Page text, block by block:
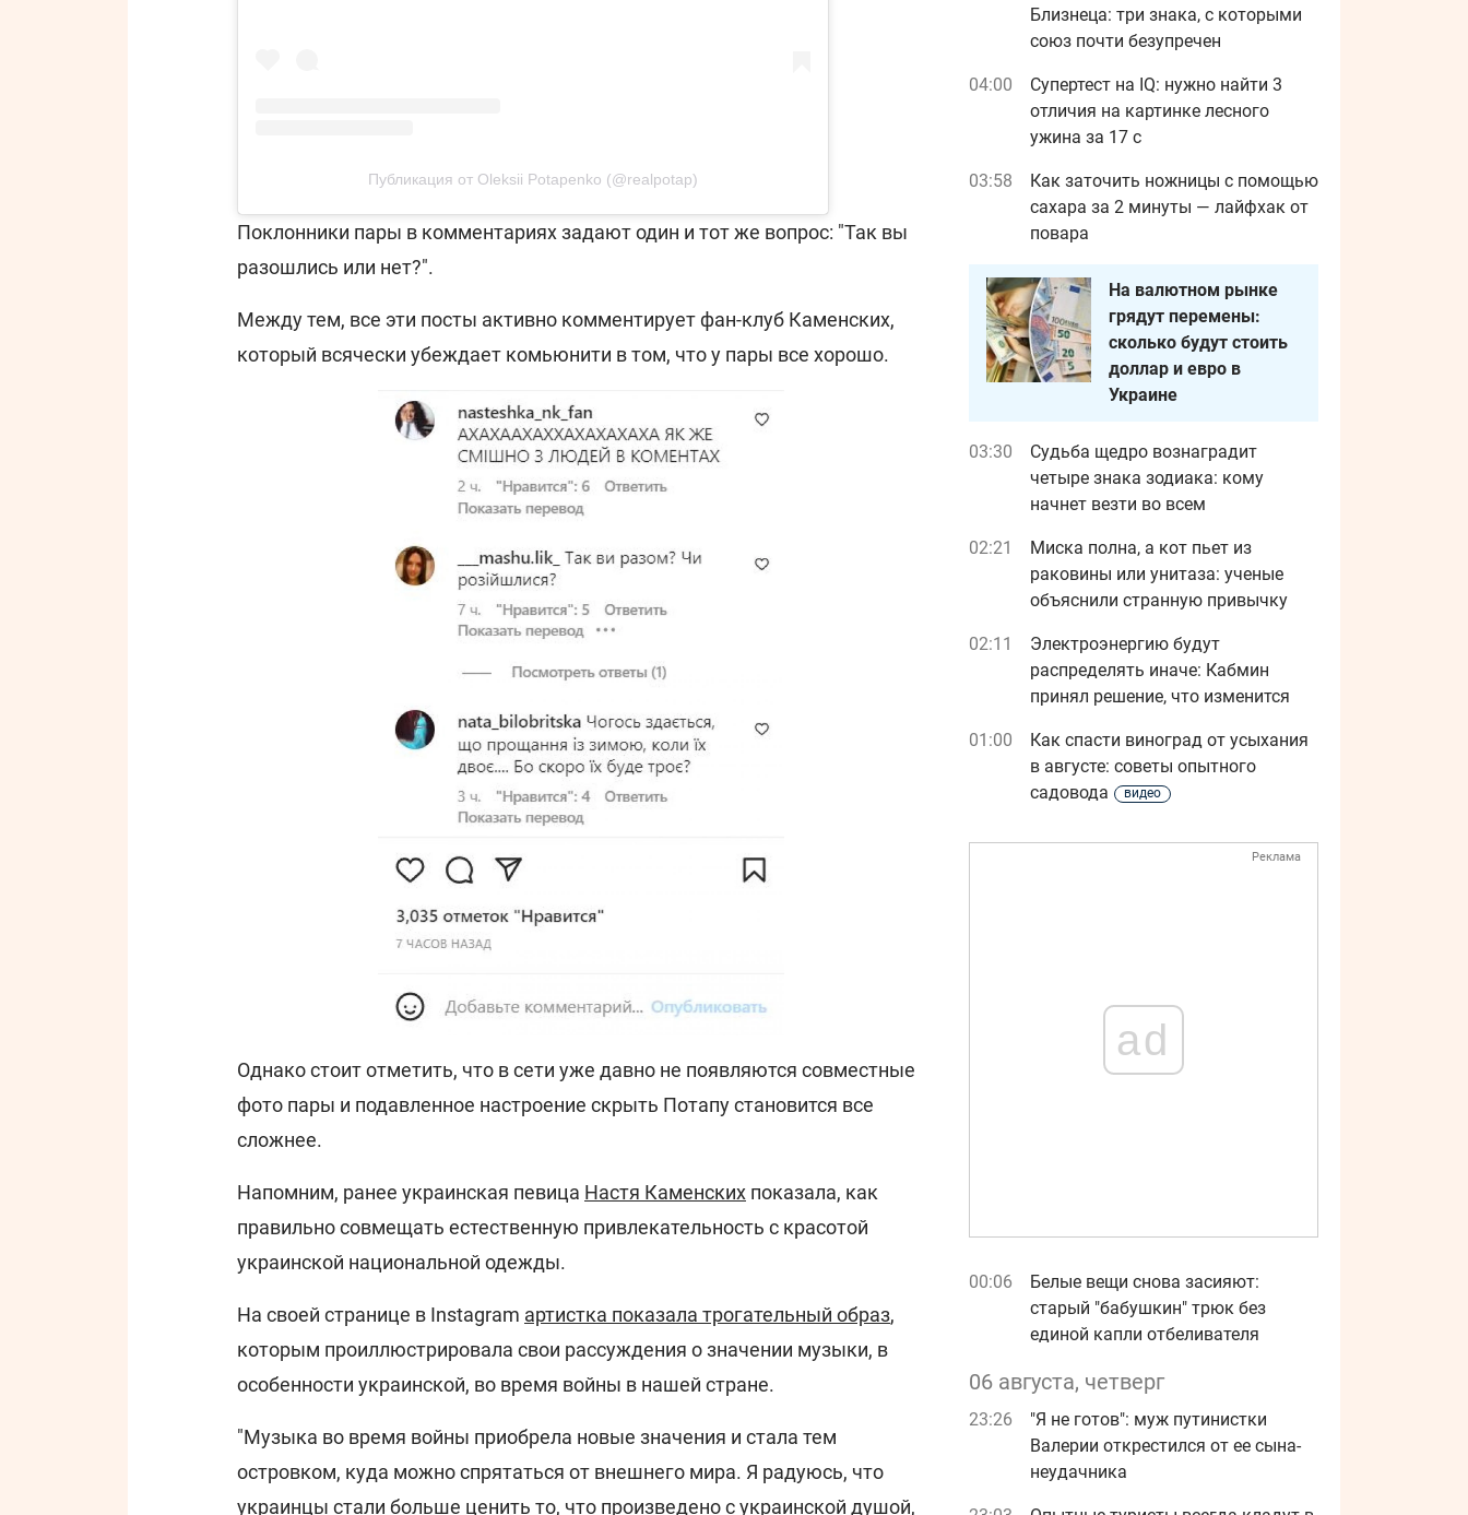
Публикация от Oleksii Potapenko (@realpotap)
Поклонники пары в комментариях задают один и тот же вопрос: "Так вы
разошлись или нет?".
Между тем, все эти посты активно комментирует фан-клуб Каменских,
который всячески убеждает комьюнити в том, что у пары все хорошо.
Однако стоит отметить, что в сети уже давно не появляются совместные
фото пары и подавленное настроение скрыть Потапу становится все
сложнее.
Напомним, ранее украинская певица Настя Каменских показала, как
правильно совмещать естественную привлекательность с красотой
украинской национальной одежды.
На своей странице в Instagram артистка показала трогательный образ,
которым проиллюстрировала свои рассуждения о значении музыки, в
особенности украинской, во время войны в нашей стране.
"Музыка во время войны приобрела новые значения и стала тем
островком, куда можно спрятаться от внешнего мира. Я радуюсь, что
украинцы стали больше ценить то, что произведено с украинской душой,
Близнеца: три знака, с которыми
союз почти безупречен
04:00
Супертест на IQ: нужно найти 3
отличия на картинке лесного
ужина за 17 с
03:58
Как заточить ножницы с помощью
сахара за 2 минуты — лайфхак от
повара
На валютном рынке
грядут перемены:
сколько будут стоить
доллар и евро в
Украине
03:30
Судьба щедро вознаградит
четыре знака зодиака: кому
начнет везти во всем
02:21
Миска полна, а кот пьет из
раковины или унитаза: ученые
объяснили странную привычку
02:11
Электроэнергию будут
распределять иначе: Кабмин
принял решение, что изменится
01:00
Как спасти виноград от усыхания
в августе: советы опытного
садовода
видео
Реклама
ad
00:06
Белые вещи снова засияют:
старый "бабушкин" трюк без
единой капли отбеливателя
06 августа, четверг
23:26
"Я не готов": муж путинистки
Валерии открестился от ее сына-
неудачника